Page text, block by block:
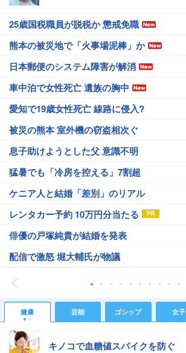
25歳国税職員が脱税か 懲戒免職
熊本の被災地で「火事場泥棒」か
日本郵便のシステム障害が解消
車中泊で女性死亡 遺族の胸中
愛知で19歳女性死亡 線路に侵入?
被災の熊本 室外機の窃盗相次ぐ
息子助けようとした父 意識不明
猛暑でも「冷房を控える」7割超
ケニア人と結婚「差別」のリアル
レンタカー予約 10万円分当たる
俳優の戸塚純貴が結婚を発表
配信で激怒 堀大輔氏が物議
健康 芸能 ゴシップ 女子
キノコで血糖値スパイクを防ぐ